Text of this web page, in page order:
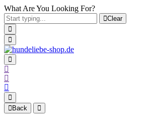
What Are You Looking For?
Clear
Back